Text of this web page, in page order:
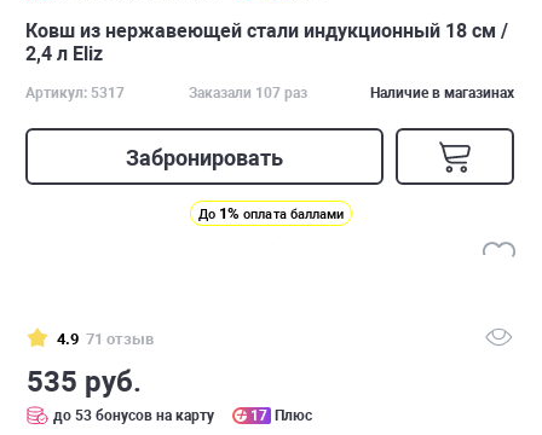
Ковш из нержавеющей стали индукционный 18 см /
2,4 л Eliz
Артикул: 5317 Заказали 107 раз Наличие в магазинах
Забронировать
До 1% оплата баллами
4.9 71 отзыв
535 руб.
до 53 бонусов на карту 17 Плюс